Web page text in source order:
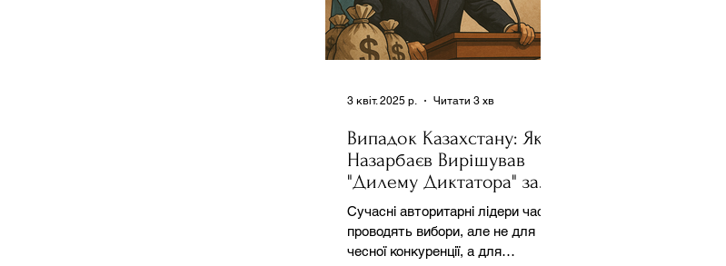
Випадок Казахстану: Як
Назарбаєв Вирішував
"Дилему Диктатора" за
Допомогою Ресурсів та
Партії
Сучасні авторитарні лідери часто
проводять вибори, але не для
чесної конкуренції, а для
3 квіт. 2025 р. Читати 3 хв